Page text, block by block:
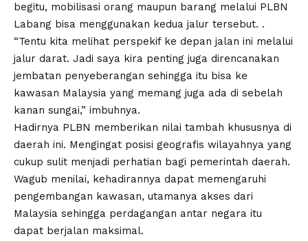
begitu, mobilisasi orang maupun barang melalui PLBN
Labang bisa menggunakan kedua jalur tersebut. .
“Tentu kita melihat perspekif ke depan jalan ini melalui
jalur darat. Jadi saya kira penting juga direncanakan
jembatan penyeberangan sehingga itu bisa ke
kawasan Malaysia yang memang juga ada di sebelah
kanan sungai,” imbuhnya.
Hadirnya PLBN memberikan nilai tambah khususnya di
daerah ini. Mengingat posisi geografis wilayahnya yang
cukup sulit menjadi perhatian bagi pemerintah daerah.
Wagub menilai, kehadirannya dapat memengaruhi
pengembangan kawasan, utamanya akses dari
Malaysia sehingga perdagangan antar negara itu
dapat berjalan maksimal.